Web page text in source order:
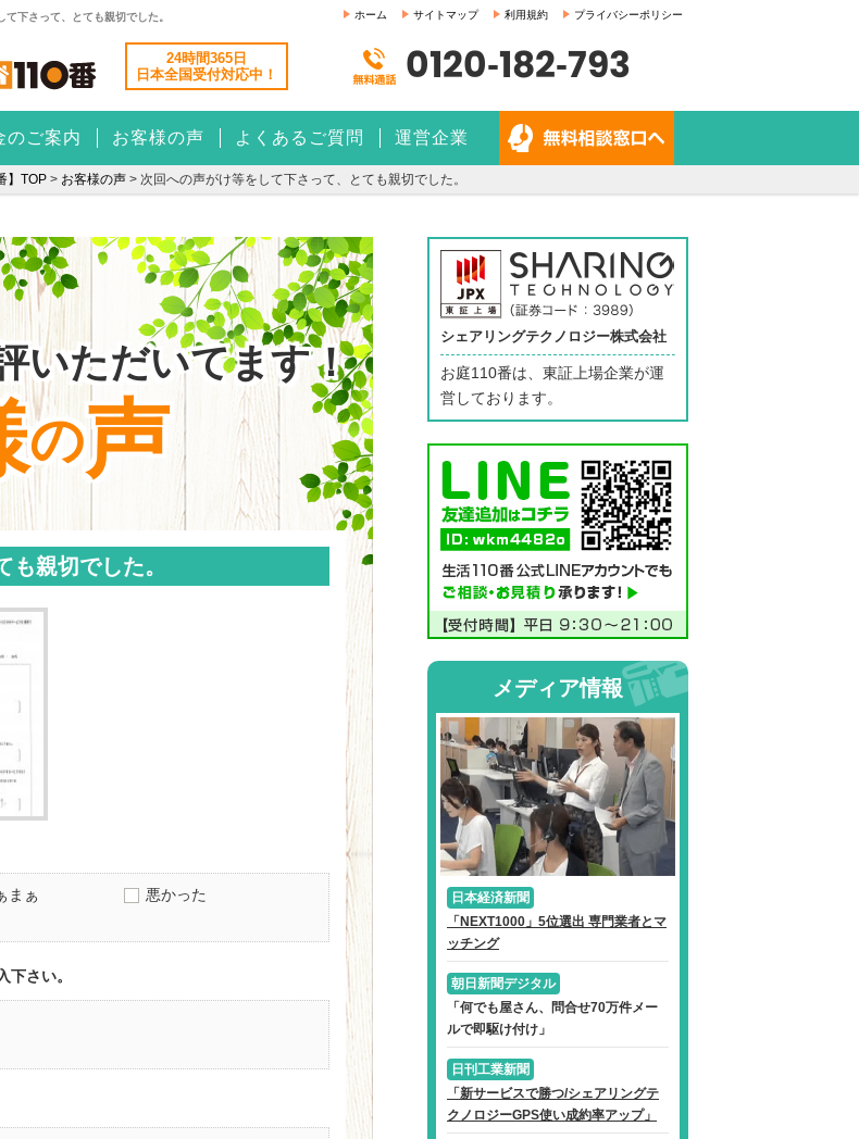
下さって、とても親切でした。 ホーム サイトマップ 利用規約 プライバシーポリシー
24時間365日
日本全国受付対応中！ 0120-182-793
のご案内 お客様の声 よくあるご質問 運営企業
】TOP > お客様の声 > 次回への声がけ等をして下さって、とても親切でした。
いただいてます！
の声
親切でした。
まぁ
悪かった
さい。
シェアリングテクノロジー株式会社
お庭110番は、東証上場企業が運
営しております。
メディア情報
日本経済新聞
「NEXT1000」5位選出 専門業者とマ
ッチング
朝日新聞デジタル
「何でも屋さん、問合せ70万件メー
ルで即駆け付け」
日刊工業新聞
「新サービスで勝つ/シェアリングテ
クノロジーGPS使い成約率アップ」